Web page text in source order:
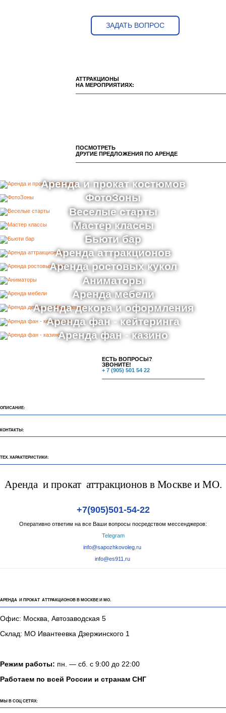
ЗАДАТЬ ВОПРОС
АТТРАКЦИОНЫ
НА МЕРОПРИЯТИЯХ:
ПОСМОТРЕТЬ
ДРУГИЕ ПРЕДЛОЖЕНИЯ ПО АРЕНДЕ
Аренда и прокат костюмов
ФотоЗоны
Веселые старты
Мастер классы
Бьюти бар
Аренда аттракционов
Аренда ростовых кукол
Аниматоры
Аренда мебели
Аренда декора и оформления
Аренда фан - кейтеринга
Аренда фан - казино
ЕСТЬ ВОПРОСЫ?
ЗВОНИТЕ!
+ 7 (905) 501 54 22
ОПИСАНИЕ:
КОНТАКТЫ:
ТЕХ. ХАРАКТЕРИСТИКИ:
Аренда и прокат аттракционов в Москве и МО.
+7(905)501-54-22
Оперативно ответим на все Ваши вопросы посредством мессенджеров:
Telegram
info@sapozhkovoleg.ru
info@es911.ru
АРЕНДА И ПРОКАТ АТТРАКЦИОНОВ В МОСКВЕ И МО.
Офис: Москва, Автозаводская 5
Склад: МО Ивантеевка Дзержинского 1
Режим работы: пн. — сб. с 9:00 до 22:00
Работаем по всей России и странам СНГ
МЫ В СОЦ СЕТЯХ: